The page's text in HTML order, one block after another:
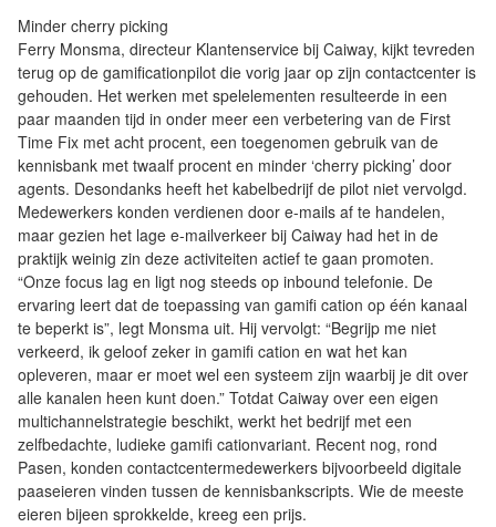
Minder cherry picking
Ferry Monsma, directeur Klantenservice bij Caiway, kijkt tevreden
terug op de gamificationpilot die vorig jaar op zijn contactcenter is
gehouden. Het werken met spelelementen resulteerde in een
paar maanden tijd in onder meer een verbetering van de First
Time Fix met acht procent, een toegenomen gebruik van de
kennisbank met twaalf procent en minder ‘cherry picking’ door
agents. Desondanks heeft het kabelbedrijf de pilot niet vervolgd.
Medewerkers konden verdienen door e-mails af te handelen,
maar gezien het lage e-mailverkeer bij Caiway had het in de
praktijk weinig zin deze activiteiten actief te gaan promoten.
“Onze focus lag en ligt nog steeds op inbound telefonie. De
ervaring leert dat de toepassing van gamifi cation op één kanaal
te beperkt is”, legt Monsma uit. Hij vervolgt: “Begrijp me niet
verkeerd, ik geloof zeker in gamifi cation en wat het kan
opleveren, maar er moet wel een systeem zijn waarbij je dit over
alle kanalen heen kunt doen.” Totdat Caiway over een eigen
multichannelstrategie beschikt, werkt het bedrijf met een
zelfbedachte, ludieke gamifi cationvariant. Recent nog, rond
Pasen, konden contactcentermedewerkers bijvoorbeeld digitale
paaseieren vinden tussen de kennisbankscripts. Wie de meeste
eieren bijeen sprokkelde, kreeg een prijs.